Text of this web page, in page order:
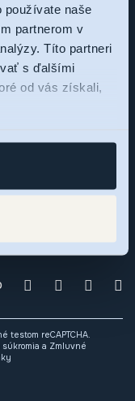
používate naše
partnerom v
Títo partneri
s ďalšími
od vás získali,
osobné
testom reCAPTCHA.